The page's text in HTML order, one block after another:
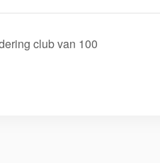
club van 100